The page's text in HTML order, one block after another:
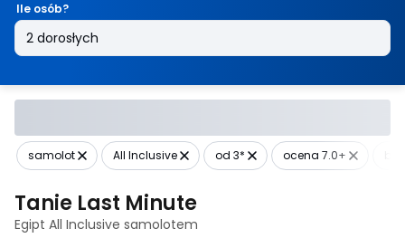
Ile osób?
Tanie Last Minute
Egipt All Inclusive samolotem
samolot All Inclusive od 3* ocena 7.0+